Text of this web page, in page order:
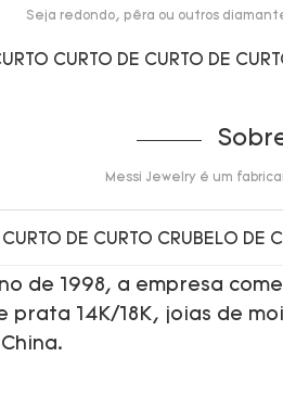
Seja redondo, pêra ou outros
Messi Jewelry é um
de 1998, a empresa
prata 14K/18K, joias de